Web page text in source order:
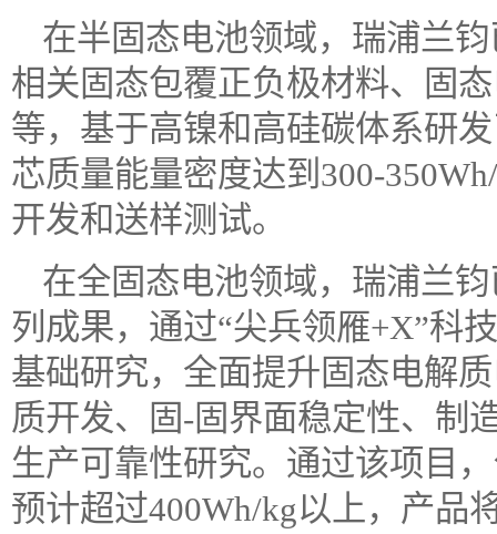
在半固态电池领域，瑞浦兰
相关固态包覆正负极材料、固
等，基于高镍和高硅碳体系研
芯质量能量密度达到300-
开发和送样测试。
在全固态电池领域，瑞浦兰
列成果，通过“尖兵领雁+X”科
基础研究，全面提升固态电解
质开发、固-固界面稳定性、制
生产可靠性研究。通过该项目
预计超过400Wh/kg以上，产品